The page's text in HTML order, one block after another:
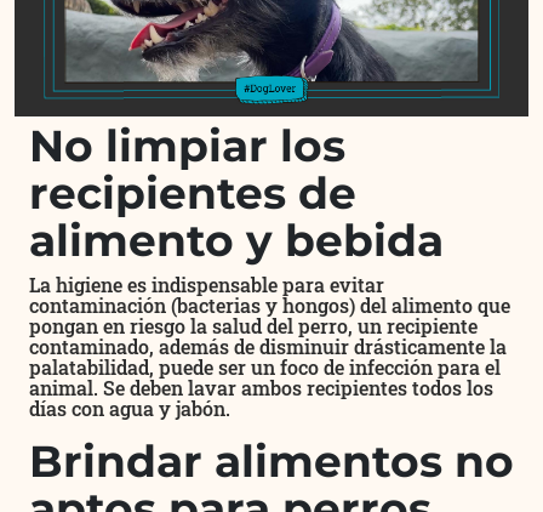
No limpiar los
recipientes de
alimento y bebida
La higiene es indispensable para evitar
contaminación (bacterias y hongos) del alimento que
pongan en riesgo la salud del perro, un recipiente
contaminado, además de disminuir drásticamente la
palatabilidad, puede ser un foco de infección para el
animal. Se deben lavar ambos recipientes todos los
días con agua y jabón.
Brindar alimentos no